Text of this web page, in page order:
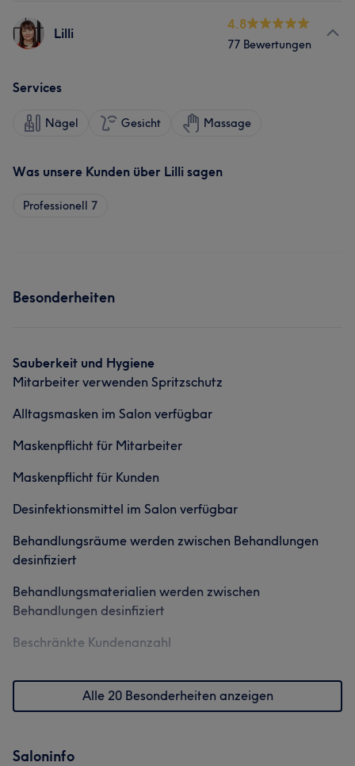
Lilli
4.8
77 Bewertungen
Services
Nägel Gesicht Massage
Was unsere Kunden über Lilli sagen
Professionell 7
Besonderheiten
Sauberkeit und Hygiene
Mitarbeiter verwenden Spritzschutz
Alltagsmasken im Salon verfügbar
Maskenpflicht für Mitarbeiter
Maskenpflicht für Kunden
Desinfektionsmittel im Salon verfügbar
Behandlungsräume werden zwischen Behandlungen
desinfiziert
Behandlungsmaterialien werden zwischen
Behandlungen desinfiziert
Beschränkte Kundenanzahl
Alle 20 Besonderheiten anzeigen
Saloninfo